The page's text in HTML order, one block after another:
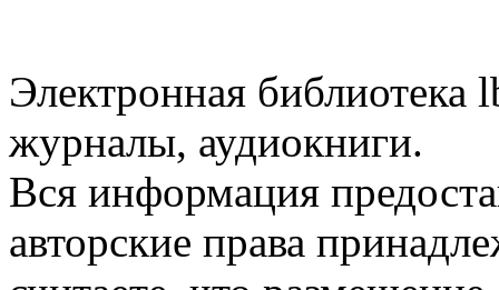
Электронная библиотека
журналы, аудиокниги.
Вся информация
авторские права